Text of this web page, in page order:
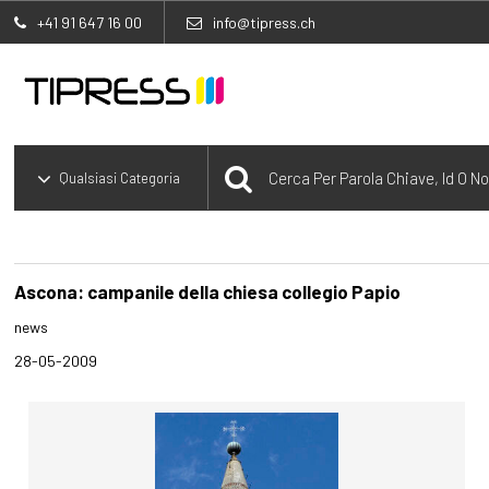
+41 91 647 16 00 info@tipress.ch
Ascona: campanile della chiesa collegio Papio
news
28-05-2009